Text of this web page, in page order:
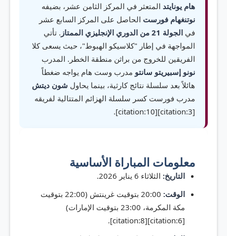
هام يونايتد المتعثر في المركز الثامن عشر، بضيفه
نوتنغهام فورست الحاصل على المركز السابع عشر
فيالجولة 21 من الدوري الإنجليزي الممتاز
. تأتي
المواجهة في إطار "كلاسيكو الهبوط"، حيث يسعى كلا
الفريقين للخروج من براثن منطقة الخطر. المدرب
نونو إسبيريتو سانتو مدرب وست هام يواجه ضغطاً
هائلاً بعد سلسلة نتائج كارثية، بينما يحاول شون ديتش
مدرب فورست كسر سلسلة الهزائم المتتالية لفريقه
[citation:3][citation:10].
معلومات المباراة الأساسية
التاريخ: الثلاثاء 6 يناير 2026.
الوقت:
20:00 بتوقيت غرينتش (22:00 بتوقيت
مكة المكرمة، 23:00 بتوقيت الإمارات)
[citation:6][citation:8].